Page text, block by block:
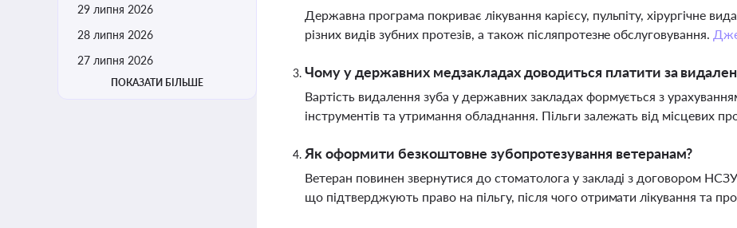
29 липня 2026
28 липня 2026
27 липня 2026
ПОКАЗАТИ БІЛЬШЕ
Державна програма покриває лікування карієсу, пульпіту, хірургічне
різних видів зубних протезів, а також післяпротезне обслуговування.
Чому у державних медзакладах доводиться платити за
Вартість видалення зуба у державних закладах формується з
інструментів та утримання обладнання. Пільги залежать від місцевих
Як оформити безкоштовне зубопротезування ветеранам?
Ветеран повинен звернутися до стоматолога у закладі з договором
що підтверджують право на пільгу, після чого отримати лікування та